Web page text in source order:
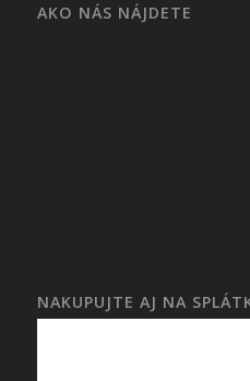
AKO NÁS NÁJDETE
NAKUPUJTE AJ NA